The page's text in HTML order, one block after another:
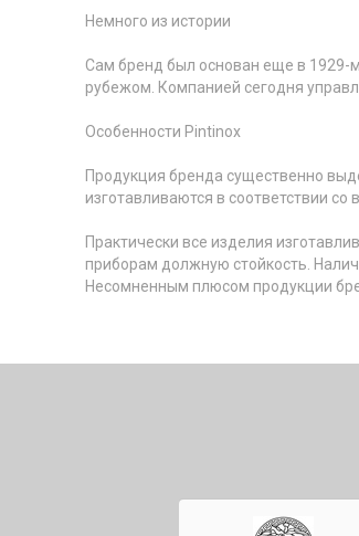
Немного из истории
Сам бренд был основан еще в 1929-м
рубежом. Компанией сегодня
Особенности Pintinox
Продукция бренда существенно
изготавливаются в соответствии
Практически все изделия
приборам должную стойкость.
Несомненным плюсом продукции